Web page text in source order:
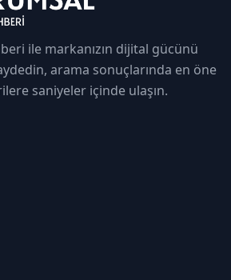
ile markanızın dijital gücünü
arama sonuçlarında en öne
saniyeler içinde ulaşın.